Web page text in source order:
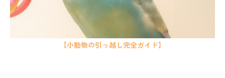
【小動物の引っ越し完全ガイド】